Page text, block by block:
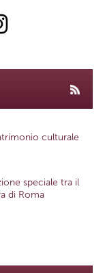
culturale
speciale tra il
di Roma